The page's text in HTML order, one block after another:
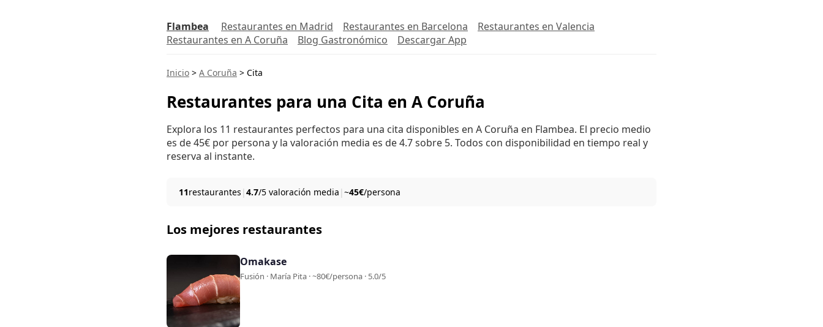
Flambea Restaurantes en Madrid Restaurantes en Barcelona
Restaurantes en Valencia
Restaurantes en A Coruña
Blog Gastronómico Descargar App
Inicio > A Coruña > Cita
Restaurantes para una Cita en A Coruña
Explora los 11 restaurantes perfectos para una cita disponibles en A Coruña en Flambea. El precio medio
es de 45€ por persona y la valoración media es de 4.7 sobre 5. Todos con disponibilidad en tiempo real y
reserva al instante.
11restaurantes | 4.7/5 valoración media | ~45€/persona
Los mejores restaurantes
Omakase
Fusión · María Pita · ~80€/persona · 5.0/5